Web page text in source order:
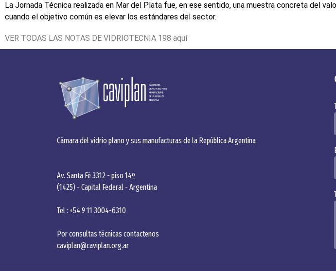
La Jornada Técnica realizada en Mar del Plata fue, en ese sentido, una muestra concreta del
cuando el objetivo común es elevar los estándares del sector.
VER TODAS LAS NOTAS DE VIDRIOTECNIA 198 aquí
Cámara del vidrio plano y sus manufacturas de la República Argentina
Av. Santa Fé 3312 - piso 14º
(1425) - Capital Federal - Argentina
Tel : +54 9 11 3004-6310
Por consultas técnicas contactenos
caviplan@caviplan.org.ar